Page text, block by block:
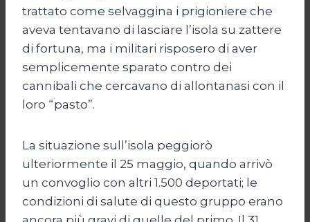
trattato come selvaggina i prigioniere che
aveva tentavano di lasciare l’isola su zattere
di fortuna, ma i militari risposero di aver
semplicemente sparato contro dei
cannibali che cercavano di allontanasi con il
loro “pasto”.
La situazione sull’isola peggiorò
ulteriormente il 25 maggio, quando arrivò
un convoglio con altri 1.500 deportati; le
condizioni di salute di questo gruppo erano